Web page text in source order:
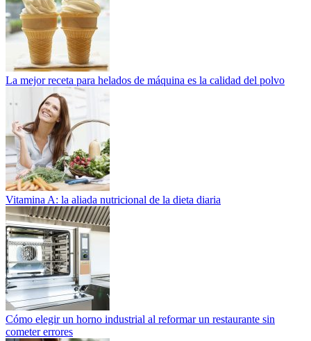
La mejor receta para helados de máquina es la calidad del polvo
Vitamina A: la aliada nutricional de la dieta diaria
Cómo elegir un horno industrial al reformar un restaurante sin
cometer errores